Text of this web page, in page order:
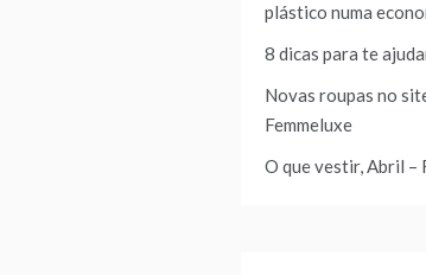
plástico numa
8 dicas para te
Novas roupas no
Femmeluxe
O que vestir, Abril –